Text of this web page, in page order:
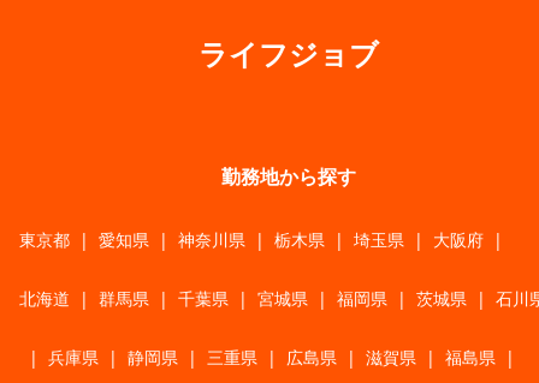
ライフジョブ
勤務地から探す
東京都 | 愛知県 | 神奈川県 | 栃木県 | 埼玉県 | 大阪府 |
北海道 | 群馬県 | 千葉県 | 宮城県 | 福岡県 | 茨城県 | 石川
| 兵庫県 | 静岡県 | 三重県 | 広島県 | 滋賀県 | 福島県 |